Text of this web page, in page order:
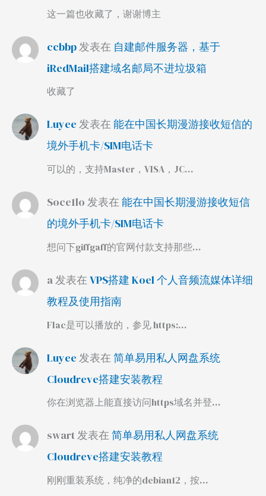
这一篇也收藏了，谢谢博主
ccbbp发表在 自建邮件服务器，基于
iRedMail搭建域名邮局不进垃圾箱
收藏了
Luyee 发表在能在中国长期漫游接收短信的
境外手机卡/SIM电话卡
可以的，支持Master，VISA，JC…
Soce1lo 发表在能在中国长期漫游接收短信
的境外手机卡/SIM电话卡
想问下giffgaff的官网付款支持那些…
a发表在 VPS搭建 Koel 个人音频流媒体详细
教程及使用指南
Flac是可以播放的，参见 https:…
Luyee 发表在 简单易用私人网盘系统
Cloudreve搭建安装教程
你在浏览器上能直接访问https域名并登…
swart发表在简单易用私人网盘系统
Cloudreve搭建安装教程
刚刚重装系统，纯净的debian12，按…